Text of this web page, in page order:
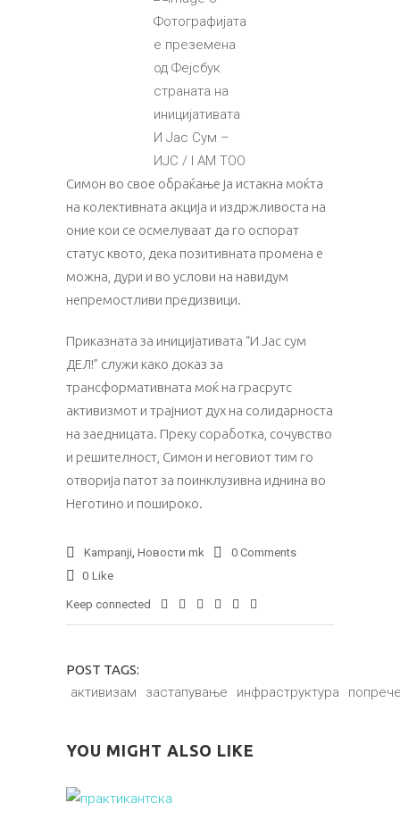
Фотографијата
е преземена
од Фејсбук
страната на
иницијативата
И Јас Сум –
ИЈС / I AM TOO
Симон во свое обраќање ја истакна моќта
на колективната акција и издржливоста на
оние кои се осмелуваат да го оспорат
статус квото, дека позитивната промена е
можна, дури и во услови на навидум
непремостливи предизвици.
Приказната за иницијативата “И Јас сум
ДЕЛ!” служи како доказ за
трансформативната моќ на грасрутс
активизмот и трајниот дух на солидарноста
на заедницата. Преку соработка, сочувство
и решителност, Симон и неговиот тим го
отворија патот за поинклузивна иднина во
Неготино и пошироко.
Kampanji, Новости mk
0 Comments
0 Like
Keep connected
POST TAGS:
активизам застапување инфраструктура
YOU MIGHT ALSO LIKE